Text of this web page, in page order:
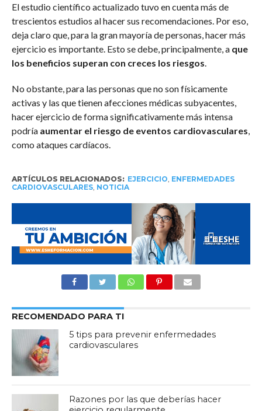
El estudio científico actualizado tuvo en cuenta más de
trescientos estudios al hacer sus recomendaciones. Por eso,
deja claro que, para la gran mayoría de personas, hacer más
ejercicio es importante. Esto se debe, principalmente, a que
los beneficios superan con creces los riesgos
No obstante, para las personas que no son físicamente
activas y las que tienen afecciones médicas subyacentes,
hacer ejercicio de forma significativamente más intensa
podría aumentar el riesgo de eventos cardiovasculares
como ataques cardíacos.
ARTÍCULOS RELACIONADOS: EJERCICIO ENFERMEDADES
CARDIOVASCULARES, NOTICIA
RECOMENDADO PARA TI
5 tips para prevenir enfermedades
cardiovasculares
Razones por las que deberías hacer